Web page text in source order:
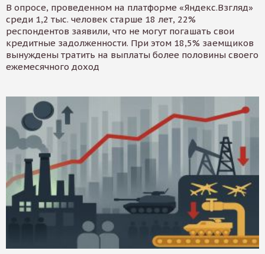
В опросе, проведенном на платформе «Яндекс.Взгляд»
среди 1,2 тыс. человек старше 18 лет, 22%
респондентов заявили, что не могут погашать свои
кредитные задолженности. При этом 18,5% заемщиков
вынуждены тратить на выплаты более половины своего
ежемесячного доход